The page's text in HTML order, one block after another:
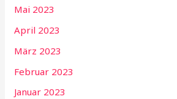
Mai 2023
April 2023
März 2023
Februar 2023
Januar 2023